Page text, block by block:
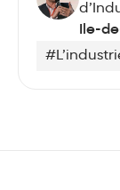
Ile-